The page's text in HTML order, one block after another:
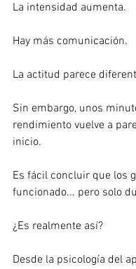
La intensidad aumenta.
Hay más comunicación.
La actitud parece
Sin embargo, unos
rendimiento vuelve a
inicio.
Es fácil concluir que los
funcionado... pero solo
¿Es realmente así?
Desde la psicología del